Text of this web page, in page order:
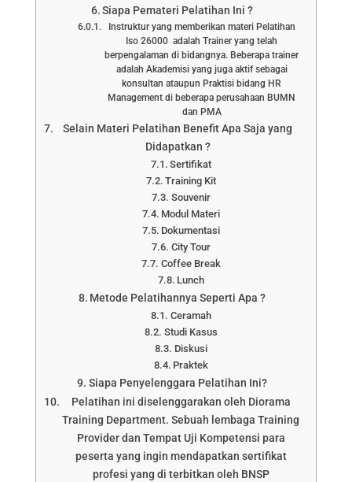
Siapa Pemateri Pelatihan Ini ?
Instruktur yang memberikan materi Pelatihan
Iso 26000 adalah Trainer yang telah
berpengalaman di bidangnya. Beberapa trainer
adalah Akademisi yang juga aktif sebagai
konsultan ataupun Praktisi bidang HR
Management di beberapa perusahaan BUMN
dan PMA
Selain Materi Pelatihan Benefit Apa Saja yang
Didapatkan ?
Sertifikat
Training Kit
Souvenir
Modul Materi
Dokumentasi
City Tour
Coffee Break
Lunch
Metode Pelatihannya Seperti Apa ?
Ceramah
Studi Kasus
Diskusi
Praktek
Siapa Penyelenggara Pelatihan Ini?
Pelatihan ini diselenggarakan oleh Diorama
Training Department. Sebuah lembaga Training
Provider dan Tempat Uji Kompetensi para
peserta yang ingin mendapatkan sertifikat
profesi yang di terbitkan oleh BNSP